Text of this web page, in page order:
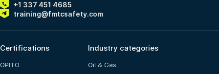
+1 337 451 4685
training@fmtcsafety.com
Certifications
OPITO
Industry categories
Oil & Gas